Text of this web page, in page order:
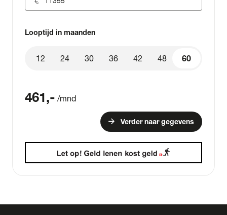
Looptijd in maanden
60
12 24 30 36 42 48 60
461,- /mnd
arrow_forward Verder naar gegevens